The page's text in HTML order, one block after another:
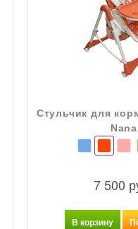
Стульчик для
Nana
7 500
В корзину